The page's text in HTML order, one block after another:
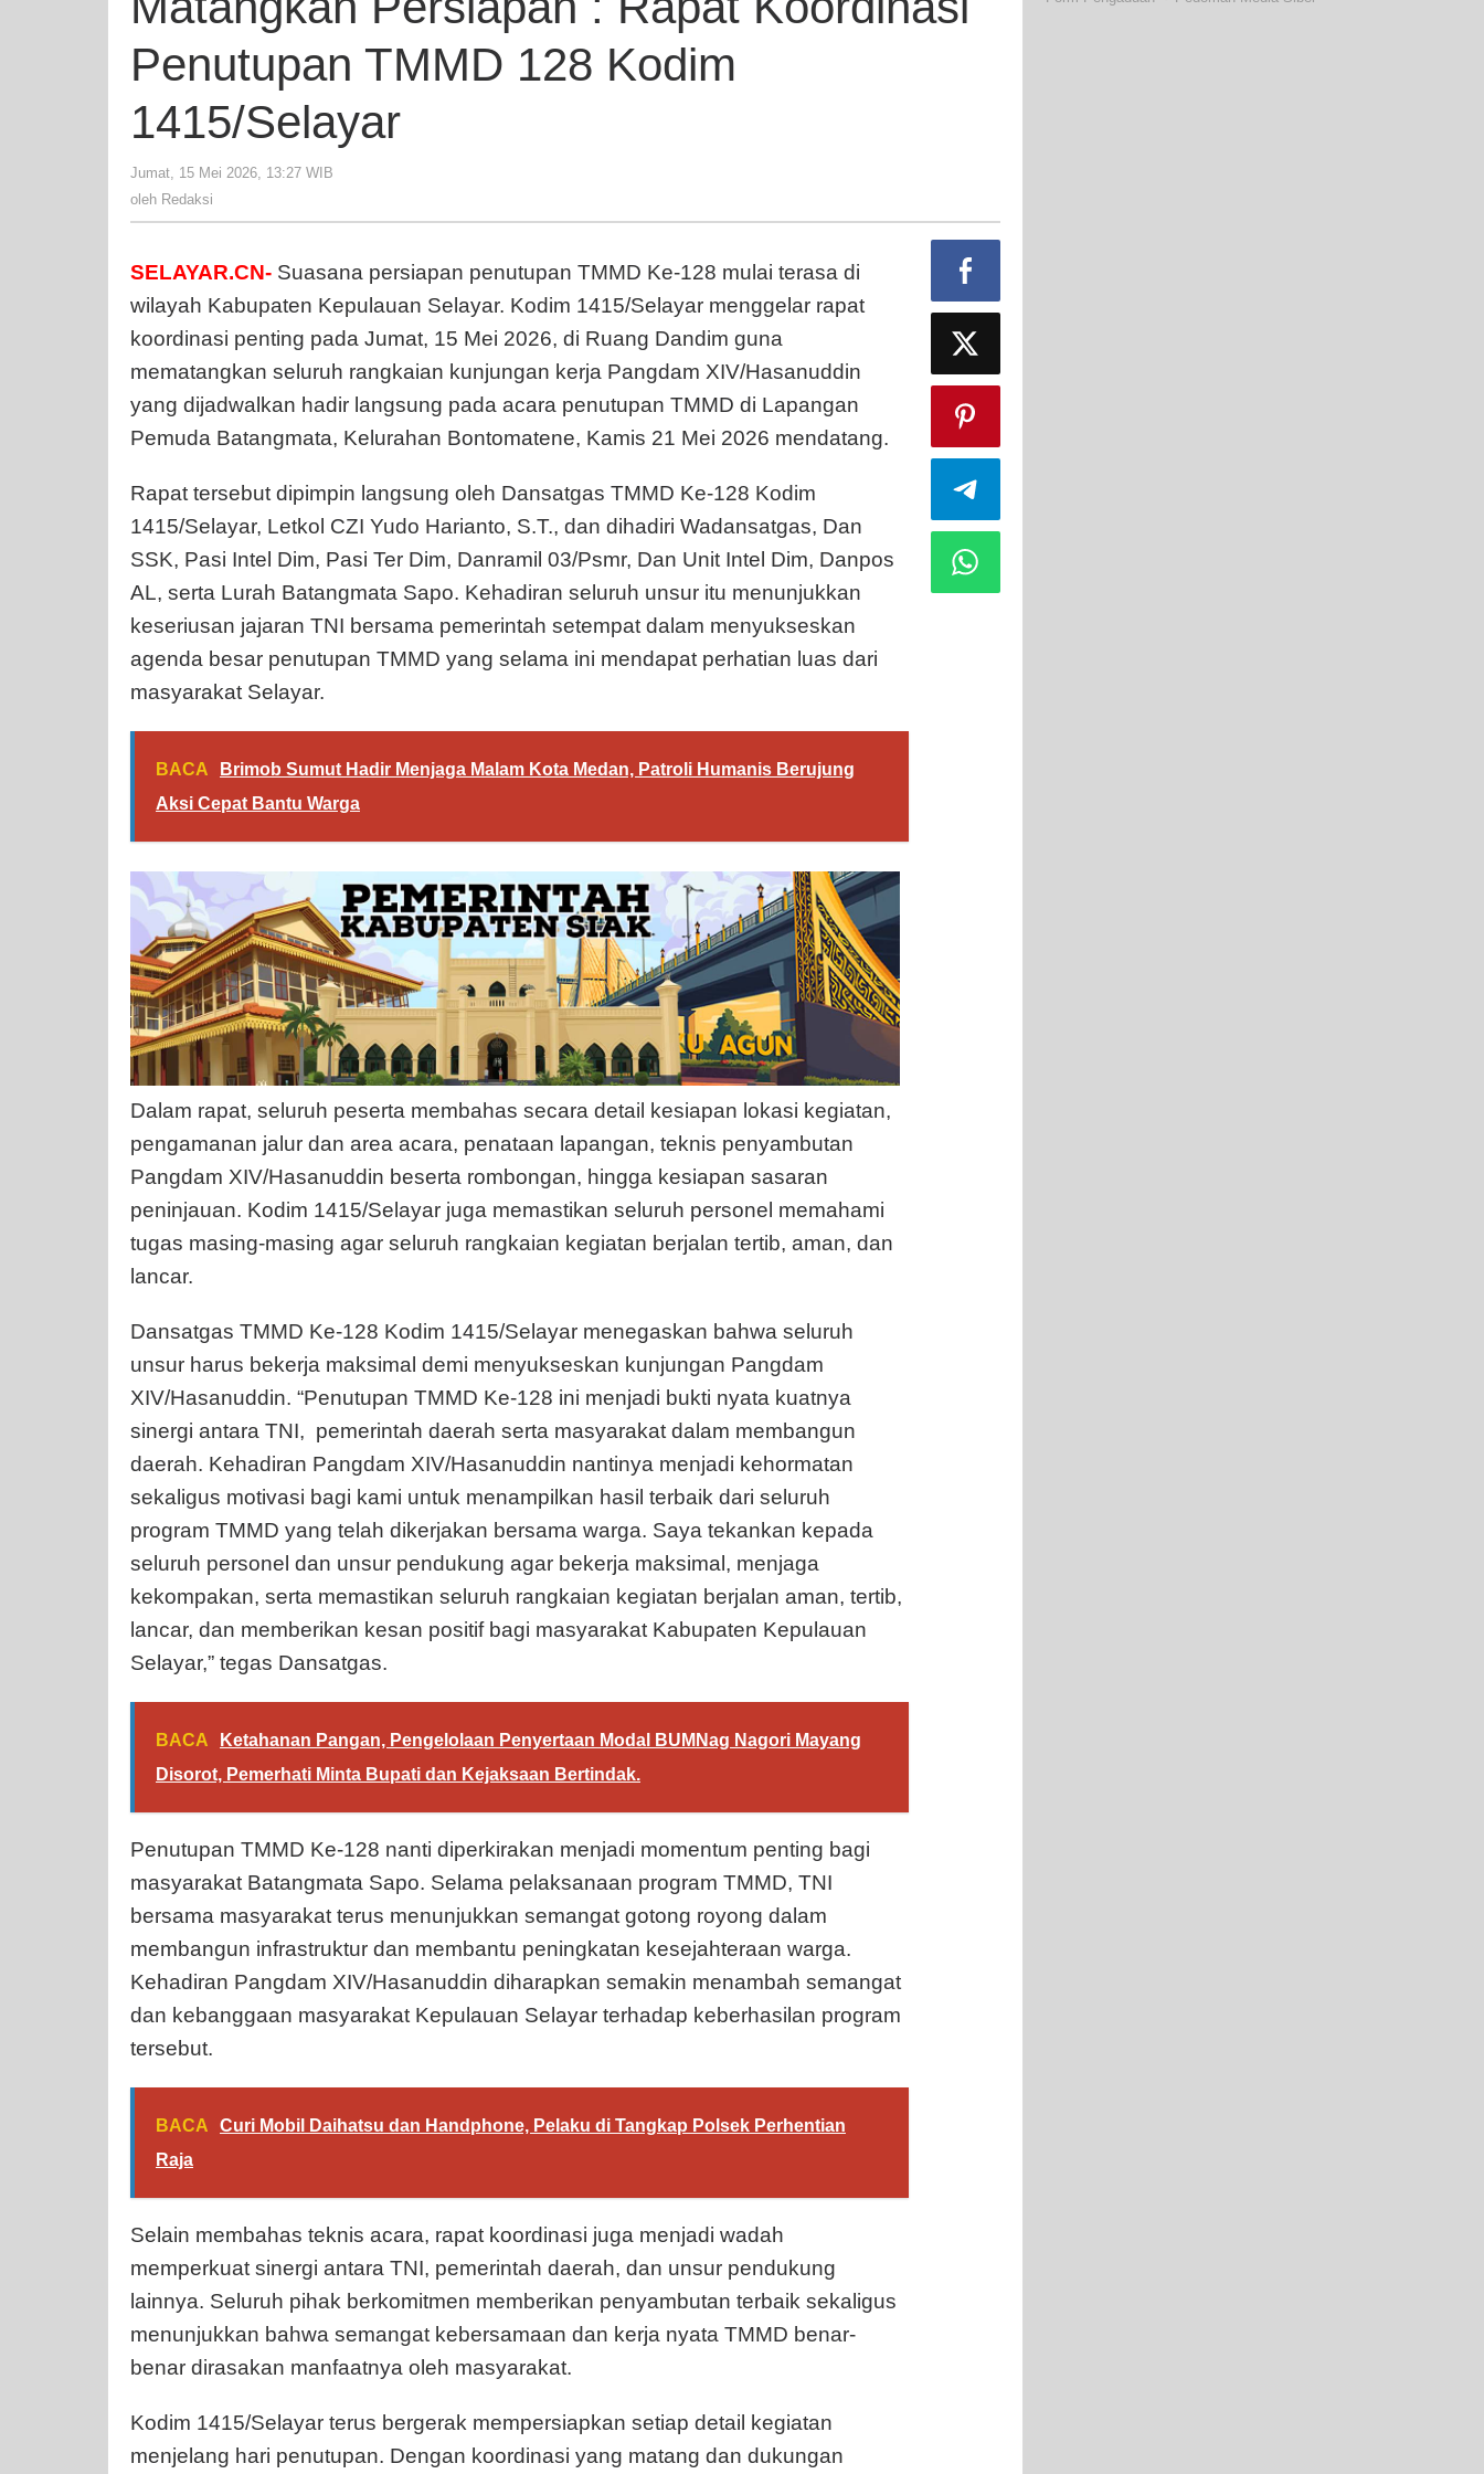
Rapat
Koordinasi
Penutupan
Penutupan TMMD 128 Kodim
1415/Selayar
Jumat, 15 Mei 2026, 13:27 WIB
oleh Redaksi
SELAYAR.CN- Suasana persiapan penutupan TMMD Ke-128 mulai terasa di
wilayah Kabupaten Kepulauan Selayar. Kodim 1415/Selayar menggelar rapat
koordinasi penting pada Jumat, 15 Mei 2026, di Ruang Dandim guna
mematangkan seluruh rangkaian kunjungan kerja Pangdam XIV/Hasanuddin
yang dijadwalkan hadir langsung pada acara penutupan TMMD di Lapangan
Pemuda Batangmata, Kelurahan Bontomatene, Kamis 21 Mei 2026 mendatang.
Rapat tersebut dipimpin langsung oleh Dansatgas TMMD Ke-128 Kodim
1415/Selayar, Letkol CZI Yudo Harianto, S.T., dan dihadiri Wadansatgas, Dan
SSK, Pasi Intel Dim, Pasi Ter Dim, Danramil 03/Psmr, Dan Unit Intel Dim, Danpos
AL, serta Lurah Batangmata Sapo. Kehadiran seluruh unsur itu menunjukkan
keseriusan jajaran TNI bersama pemerintah setempat dalam menyukseskan
agenda besar penutupan TMMD yang selama ini mendapat perhatian luas dari
masyarakat Selayar.
BACA
Brimob Sumut Hadir Menjaga Malam Kota Medan, Patroli Humanis Berujung
Aksi Cepat Bantu Warga
Dalam rapat, seluruh peserta membahas secara detail kesiapan lokasi kegiatan,
pengamanan jalur dan area acara, penataan lapangan, teknis penyambutan
Pangdam XIV/Hasanuddin beserta rombongan, hingga kesiapan sasaran
peninjauan. Kodim 1415/Selayar juga memastikan seluruh personel memahami
tugas masing-masing agar seluruh rangkaian kegiatan berjalan tertib, aman, dan
lancar.
Dansatgas TMMD Ke-128 Kodim 1415/Selayar menegaskan bahwa seluruh
unsur harus bekerja maksimal demi menyukseskan kunjungan Pangdam
XIV/Hasanuddin. “Penutupan TMMD Ke-128 ini menjadi bukti nyata kuatnya
sinergi antara TNI, pemerintah daerah serta masyarakat dalam membangun
daerah. Kehadiran Pangdam XIV/Hasanuddin nantinya menjadi kehormatan
sekaligus motivasi bagi kami untuk menampilkan hasil terbaik dari seluruh
program TMMD yang telah dikerjakan bersama warga. Saya tekankan kepada
seluruh personel dan unsur pendukung agar bekerja maksimal, menjaga
kekompakan, serta memastikan seluruh rangkaian kegiatan berjalan aman, tertib,
lancar, dan memberikan kesan positif bagi masyarakat Kabupaten Kepulauan
Selayar,” tegas Dansatgas.
BACA
Ketahanan Pangan, Pengelolaan Penyertaan Modal BUMNag Nagori Mayang
Disorot, Pemerhati Minta Bupati dan Kejaksaan Bertindak.
Penutupan TMMD Ke-128 nanti diperkirakan menjadi momentum penting bagi
masyarakat Batangmata Sapo. Selama pelaksanaan program TMMD, TNI
bersama masyarakat terus menunjukkan semangat gotong royong dalam
membangun infrastruktur dan membantu peningkatan kesejahteraan warga.
Kehadiran Pangdam XIV/Hasanuddin diharapkan semakin menambah semangat
dan kebanggaan masyarakat Kepulauan Selayar terhadap keberhasilan program
tersebut.
BACA
Curi Mobil Daihatsu dan Handphone, Pelaku di Tangkap Polsek Perhentian
Raja
Selain membahas teknis acara, rapat koordinasi juga menjadi wadah
memperkuat sinergi antara TNI, pemerintah daerah, dan unsur pendukung
lainnya. Seluruh pihak berkomitmen memberikan penyambutan terbaik sekaligus
menunjukkan bahwa semangat kebersamaan dan kerja nyata TMMD benar-
benar dirasakan manfaatnya oleh masyarakat.
Kodim 1415/Selayar terus bergerak mempersiapkan setiap detail kegiatan
menjelang hari penutupan. Dengan koordinasi yang matang dan dukungan